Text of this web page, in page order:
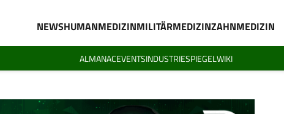
NEWSHUMANMEDIZINMILITÄRMEDIZINZAHNMEDIZIN
ALMANACEVENTSINDUSTRIESPIEGELWIKI